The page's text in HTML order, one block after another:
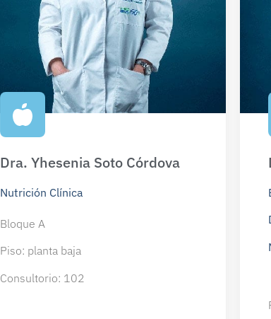
Dra. Yhesenia Soto Córdova
Nutrición Clínica
Bloque A
Piso: planta baja
Consultorio: 102